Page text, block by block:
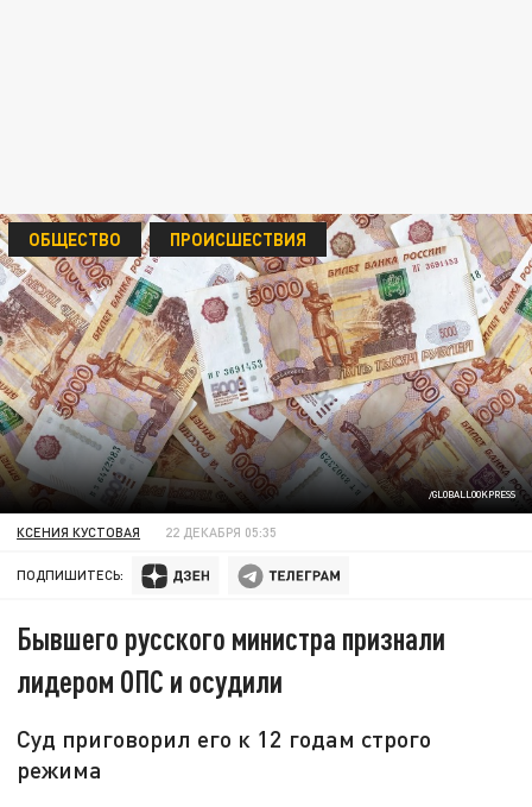
/GLOBALLOOKPRESS
ОБЩЕСТВО ПРОИСШЕСТВИЯ
КСЕНИЯ КУСТОВАЯ 22 ДЕКАБРЯ 05:35
ПОДПИШИТЕСЬ:
Бывшего русского министра признали
лидером ОПС и осудили
Суд приговорил его к 12 годам строго
режима